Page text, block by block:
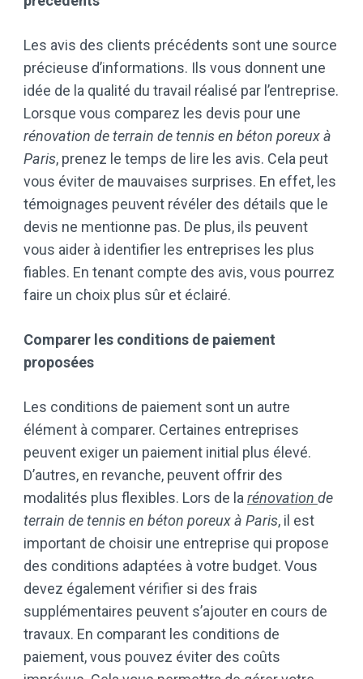
Les avis des clients précédents sont une source
précieuse d’informations. Ils vous donnent une
idée de la qualité du travail réalisé par l’entreprise.
Lorsque vous comparez les devis pour une
rénovation de terrain de tennis en béton poreux à
Paris, prenez le temps de lire les avis. Cela peut
vous éviter de mauvaises surprises. En effet, les
témoignages peuvent révéler des détails que le
devis ne mentionne pas. De plus, ils peuvent
vous aider à identifier les entreprises les plus
fiables. En tenant compte des avis, vous pourrez
faire un choix plus sûr et éclairé.
Comparer les conditions de paiement
proposées
Les conditions de paiement sont un autre
élément à comparer. Certaines entreprises
peuvent exiger un paiement initial plus élevé.
D’autres, en revanche, peuvent offrir des
modalités plus flexibles. Lors de larénovation de
terrain de tennis en béton poreux à Paris, il est
important de choisir une entreprise qui propose
des conditions adaptées à votre budget. Vous
devez également vérifier si des frais
supplémentaires peuvent s’ajouter en cours de
travaux. En comparant les conditions de
paiement, vous pouvez éviter des coûts